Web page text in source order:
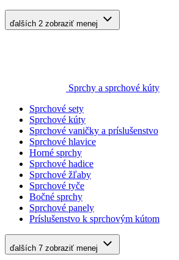
ďalších 2 zobraziť menej
Sprchy a sprchové kúty
Sprchové sety
Sprchové kúty
Sprchové vaničky a príslušenstvo
Sprchové hlavice
Horné sprchy
Sprchové hadice
Sprchové žľaby
Sprchové tyče
Bočné sprchy
Sprchové panely
Príslušenstvo k sprchovým kútom
ďalších 7 zobraziť menej